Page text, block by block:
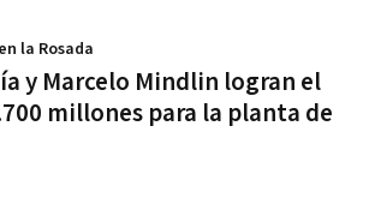
y Marcelo Mindlin logran el
millones para la planta de
la Rosada